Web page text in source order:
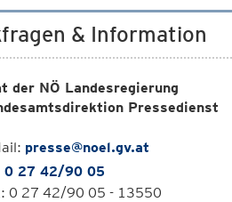
& Information
der NÖ Landesregierung
Pressedienst
presse@noel.gv.at
0 27 42/90 05
0 27 42/90 05 - 13550